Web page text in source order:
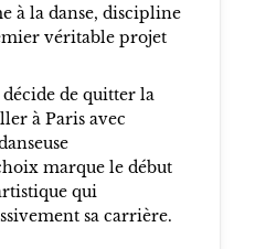
à la danse, discipline
véritable projet
décide de quitter la
à Paris avec
marque le début
qui
sa carrière.